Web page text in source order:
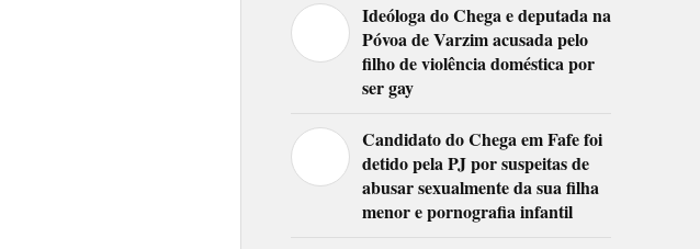
Ideóloga do Chega e deputada na
Póvoa de Varzim acusada pelo
filho de violência doméstica por
ser gay
Candidato do Chega em Fafe foi
detido pela PJ por suspeitas de
abusar sexualmente da sua filha
menor e pornografia infantil